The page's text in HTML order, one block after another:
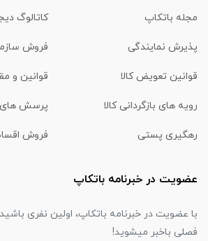
مجله باتکاپ کاتالوگ
پذیرش نمایندگی فروش
قوانین تعویض کالا قوانین و
رویه های بازگردانی کالا پرسش های
رهگیری پستی فروش
عضویت در خبرنامه باتکاپ
با عضویت در خبرنامه باتکاپ، اولین نفری
فصلی باخبر میشوید!